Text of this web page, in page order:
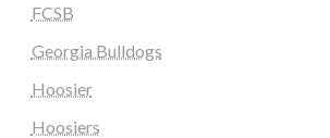
FCSB
Georgia Bulldogs
Hoosier
Hoosiers